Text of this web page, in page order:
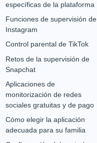
específicas de la plataforma
Funciones de supervisión de
Instagram
Control parental de TikTok
Retos de la supervisión de
Snapchat
Aplicaciones de
monitorización de redes
sociales gratuitas y de pago
Cómo elegir la aplicación
adecuada para su familia